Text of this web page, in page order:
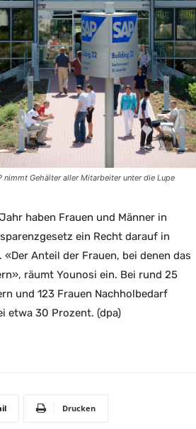
nimmt Gehälter aller Mitarbeiter unter die Lupe
haben Frauen und Männer in
ein Recht darauf in
Anteil der Frauen, bei denen das
räumt Younosi ein. Bei rund 25
und 123 Frauen Nachholbedarf
etwa 30 Prozent. (dpa)
Drucken